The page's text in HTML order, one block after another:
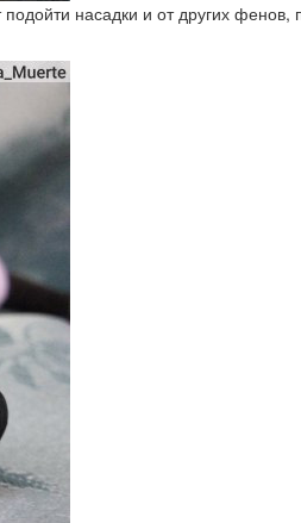
насадки и от других фенов,